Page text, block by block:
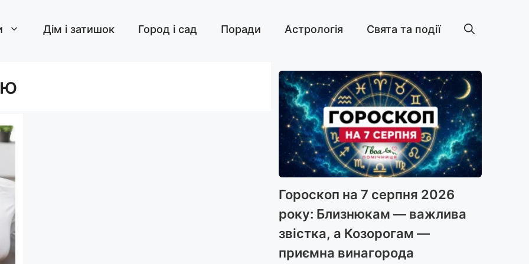
Дім і затишок Город і сад Поради Астрологія Свята та події
Гороскоп на 7 серпня 2026
року: Близнюкам — важлива
звістка, а Козорогам —
приємна винагорода